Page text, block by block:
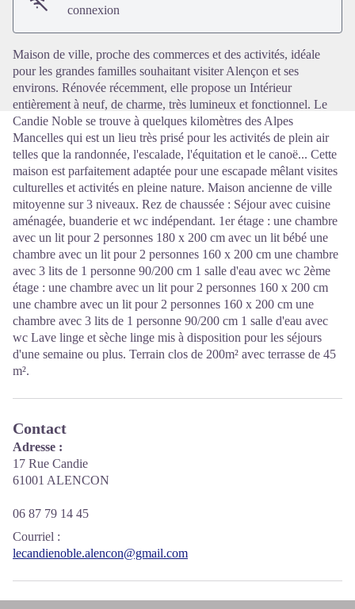
connexion
Maison de ville, proche des commerces et des activités, idéale
pour les grandes familles souhaitant visiter Alençon et ses
environs. Rénovée récemment, elle propose un Intérieur
entièrement à neuf, de charme, très lumineux et fonctionnel. Le
Candie Noble se trouve à quelques kilomètres des Alpes
Mancelles qui est un lieu très prisé pour les activités de plein air
telles que la randonnée, l'escalade, l'équitation et le canoë... Cette
maison est parfaitement adaptée pour une escapade mêlant visites
culturelles et activités en pleine nature. Maison ancienne de ville
mitoyenne sur 3 niveaux. Rez de chaussée : Séjour avec cuisine
aménagée, buanderie et wc indépendant. 1er étage : une chambre
avec un lit pour 2 personnes 180 x 200 cm avec un lit bébé une
chambre avec un lit pour 2 personnes 160 x 200 cm une chambre
avec 3 lits de 1 personne 90/200 cm 1 salle d'eau avec wc 2ème
étage : une chambre avec un lit pour 2 personnes 160 x 200 cm
une chambre avec un lit pour 2 personnes 160 x 200 cm une
chambre avec 3 lits de 1 personne 90/200 cm 1 salle d'eau avec
wc Lave linge et sèche linge mis à disposition pour les séjours
d'une semaine ou plus. Terrain clos de 200m² avec terrasse de 45
m².
Contact
Adresse :
17 Rue Candie
61001 ALENCON
06 87 79 14 45
Courriel :
lecandienoble.alencon@gmail.com